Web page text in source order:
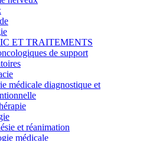
ET TRAITEMENTS
de support
médicale diagnostique et
et réanimation
médicale